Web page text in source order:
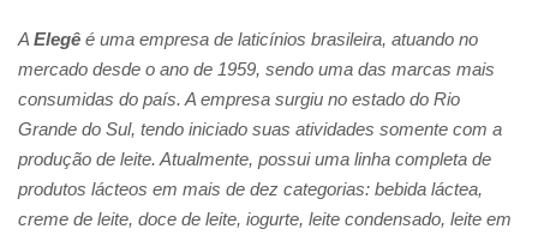
A Elegê é uma empresa de laticínios brasileira, atuando no
mercado desde o ano de 1959, sendo uma das marcas mais
consumidas do país. A empresa surgiu no estado do Rio
Grande do Sul, tendo iniciado suas atividades somente com a
produção de leite. Atualmente, possui uma linha completa de
produtos lácteos em mais de dez categorias: bebida láctea,
creme de leite, doce de leite, iogurte, leite condensado, leite em